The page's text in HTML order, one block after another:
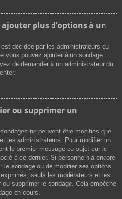
plus d’options à un
est décidée par les administrateurs du
vous pouvez ajouter à un sondage
de demander à un administrateur du
ou supprimer un
ne peuvent être modifiés que
les administrateurs. Pour modifier un
le premier message du sujet car le
à ce dernier. Si personne n’a encore
sondage ou de modifier ses options.
seuls les modérateurs et les
supprimer le sondage. Cela empêche
en cours.